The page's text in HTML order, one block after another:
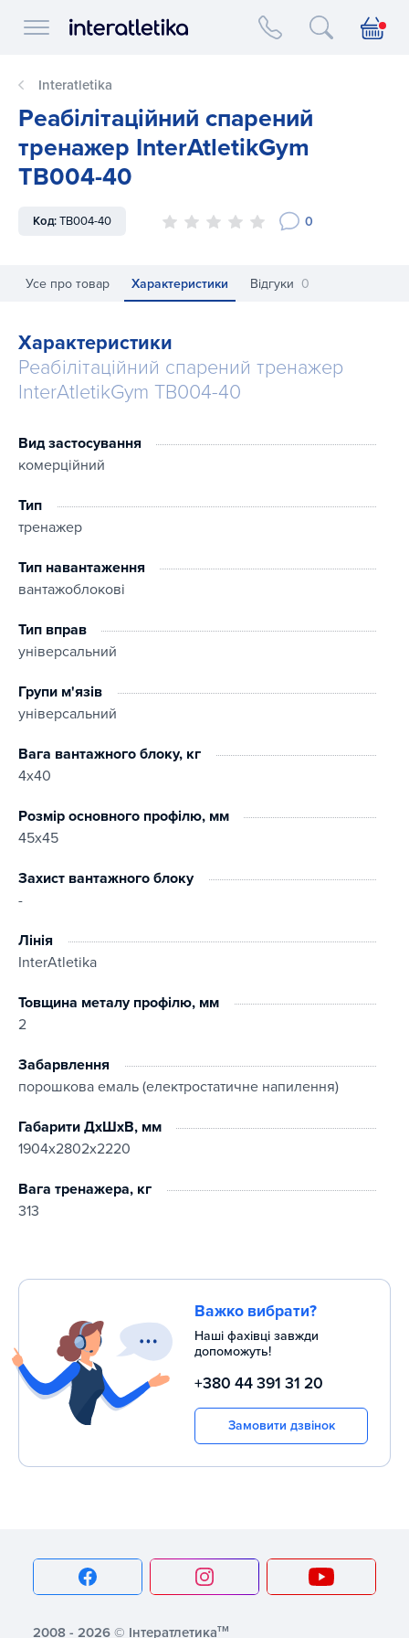
Interatletika logo
Interatletika
Реабілітаційний спарений
тренажер InterAtletikGym
TB004-40
Код:TB004-40 0
Усе про товар Характеристики Відгуки 0
Характеристики
Реабілітаційний спарений тренажер
InterAtletikGym TB004-40
Вид застосування
комерційний
Тип
тренажер
Тип навантаження
вантажоблокові
Тип вправ
універсальний
Групи м'язів
універсальний
Вага вантажного блоку, кг
4x40
Розмір основного профілю, мм
45х45
Захист вантажного блоку
-
Лінія
InterAtletika
Товщина металу профілю, мм
2
Забарвлення
порошкова емаль (електростатичне напилення)
Габарити ДхШхВ, мм
1904х2802х2220
Вага тренажера, кг
313
Важко вибрати?
Наші фахівці завжди
допоможуть!
+380 44 391 31 20
Замовити дзвінок
2008 - 2026 © Інтератлетикатм